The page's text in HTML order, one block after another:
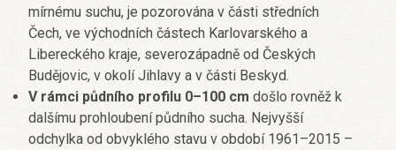
mírnému suchu, je pozorována v části středních
Čech, ve východních částech Karlovarského a
Libereckého kraje, severozápadně od Českých
Budějovic, v okolí Jihlavy a v části Beskyd.
V rámci půdního profilu 0–100 cm došlo rovněž k
dalšímu prohloubení půdního sucha. Nejvyšší
odchylka od obvyklého stavu v období 1961–2015 –